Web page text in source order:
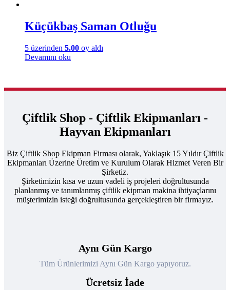
Küçükbaş Saman Otluğu
5 üzerinden 5.00 oy aldı
Devamını oku
Çiftlik Shop - Çiftlik Ekipmanları -
Hayvan Ekipmanları
Biz Çiftlik Shop Ekipman Firması olarak, Yaklaşık 15 Yıldır Çiftlik
Ekipmanları Üzerine Üretim ve Kurulum Olarak Hizmet Veren Bir
Şirketiz.
Şirketimizin kısa ve uzun vadeli iş projeleri doğrultusunda
planlanmış ve tanımlanmış çiftlik ekipman makina ihtiyaçlarını
müşterimizin isteği doğrultusunda gerçekleştiren bir firmayız.
Aynı Gün Kargo
Tüm Ürünlerimizi Aynı Gün Kargo yapıyoruz.
Ücretsiz İade